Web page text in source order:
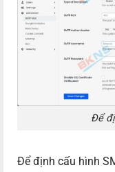
Để
Để định cấu hình